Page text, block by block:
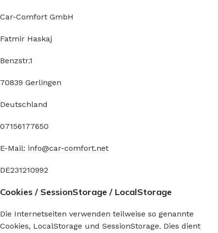
Car-Comfort GmbH
Fatmir Haskaj
Benzstr.1
70839 Gerlingen
Deutschland
07156177650
E-Mail: info@car-comfort.net
DE231210992
Cookies / SessionStorage / LocalStorage
Die Internetseiten verwenden teilweise so genannte
Cookies, LocalStorage und SessionStorage. Dies dient